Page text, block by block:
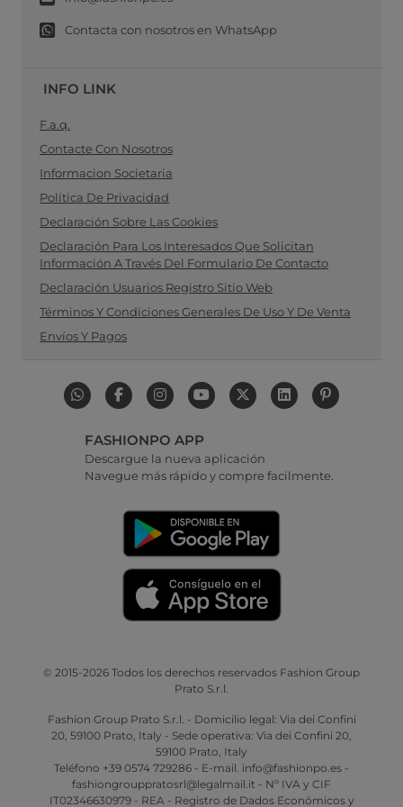
Contacta con nosotros en WhatsApp
INFO LINK
F.a.q.
Contacte Con Nosotros
Informacion Societaria
Política De Privacidad
Declaración Sobre Las Cookies
Declaración Para Los Interesados Que Solicitan
Información A Través Del Formulario De Contacto
Declaración Usuarios Registro Sitio Web
Términos Y Condiciones Generales De Uso Y De Venta
Envíos Y Pagos
FASHIONPO APP
Descargue la nueva aplicación
Navegue más rápido y compre facilmente.
© 2015-2026 Todos los derechos reservados Fashion Group
Prato S.r.l.
Fashion Group Prato S.r.l. - Domicilio legal: Via dei Confini
20, 59100 Prato, Italy - Sede operativa: Via dei Confini 20,
59100 Prato, Italy
Teléfono +39 0574 729286 - E-mail. info@fashionpo.es -
fashiongrouppratosrl@legalmail.it - Nº IVA y CIF
IT02346630979 - REA - Registro de Dados Económicos y